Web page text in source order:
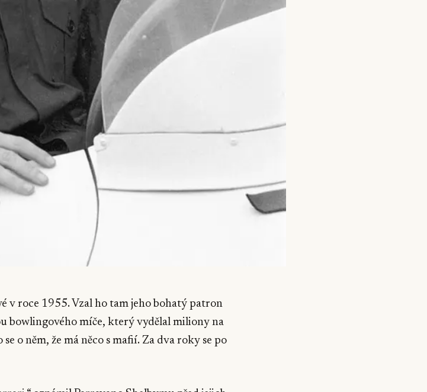
v roce 1955. Vzal ho tam jeho bohatý patron
bowlingového míče, který vydělal miliony na
o něm, že má něco s mafií. Za dva roky se po